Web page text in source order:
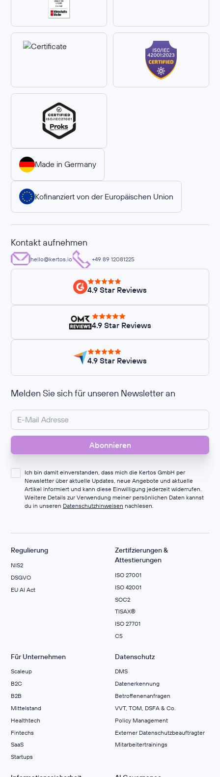
Made in Germany
Kofinanziert von der Europäischen Union
Kontakt aufnehmen
hello@kertos.io +49 89 12081225
4.9 Star Reviews
4.9 Star Reviews
4.9 Star Reviews
Melden Sie sich für unseren Newsletter an
Ich bin damit einverstanden, dass mich die Kertos GmbH per
Newsletter über aktuelle Updates, neue Angebote und aktuelle
Artikel informiert und kann diese Einwilligung jederzeit widerrufen.
Weitere Details zur Verwendung meiner persönlichen Daten kannst
du in unseren Datenschutzhinweisen nachlesen.
Regulierung
NIS2
DSGVO
EU AI Act
Zertifzierungen &
Attestierungen
ISO 27001
ISO 42001
SOC2
TISAX®
ISO 27701
C5
Für Unternehmen
Scaleup
B2C
B2B
Mittelstand
Healthtech
Fintechs
SaaS
Startups
Datenschutz
DMS
Datenerkennung
Betroffenenanfragen
VVT, TOM, DSFA & Co.
Policy Management
Externer Datenschutzbeauftragter
Mitarbeitertrainings